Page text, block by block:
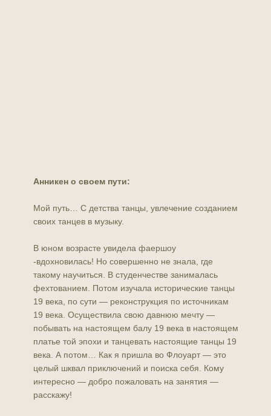
Анникен о своем пути:
Мой путь… С детства танцы, увлечение созданием
своих танцев в музыку.
В юном возрасте увидела фаершоу
-вдохновилась! Но совершенно не знала, где
такому научиться. В студенчестве занималась
фехтованием. Потом изучала исторические танцы
19 века, по сути — реконструкция по источникам
19 века. Осуществила свою давнюю мечту —
побывать на настоящем балу 19 века в настоящем
платье той эпохи и танцевать настоящие танцы 19
века. А потом… Как я пришла во Флоуарт — это
целый шквал приключений и поиска себя. Кому
интересно — добро пожаловать на занятия —
расскажу!